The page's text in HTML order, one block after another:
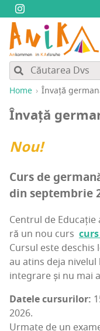
Home Înva­ță
Înva­ță
Nou!
Curs de
din sep­tem­brie
Cen­trul de
ră un nou curs ️
Cur­sul este
au atins deja
inte­gra­re și nu mai
Date­le cur­su­ri­lor:
2026.
Urma­te de un